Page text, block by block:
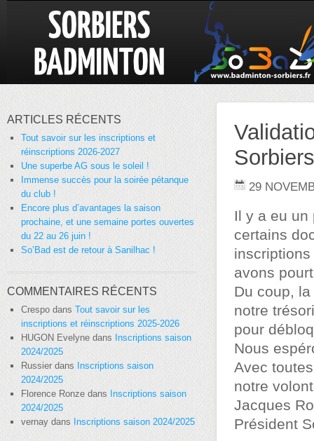
29
Il y a eu un
certains
avons
Du coup,
notre
pour
Nous
Avec
notre
Jacques
Président
ARTICLES RÉCENTS
Tout savoir sur les inscriptions et
réinscriptions 2026-2027
Une superbe AG sous le soleil !
Immense succès pour la soirée pétanque
du club !
Encore plus d’avantages la saison
prochaine, et une semaine portes ouvertes
du 22 au 26 juin !
So’Bad est de retour à Sanilhac !
COMMENTAIRES RÉCENTS
Crespo dans Tout savoir sur les
inscriptions et réinscriptions 2025-2026
HUGON Evelyne dans Inscriptions saison
2024/2025
Russierdans Inscriptions saison
2024/2025
Florence Ronze dans Inscriptions saison
2024/2025
vernay dans Inscriptions saison 2024/2025